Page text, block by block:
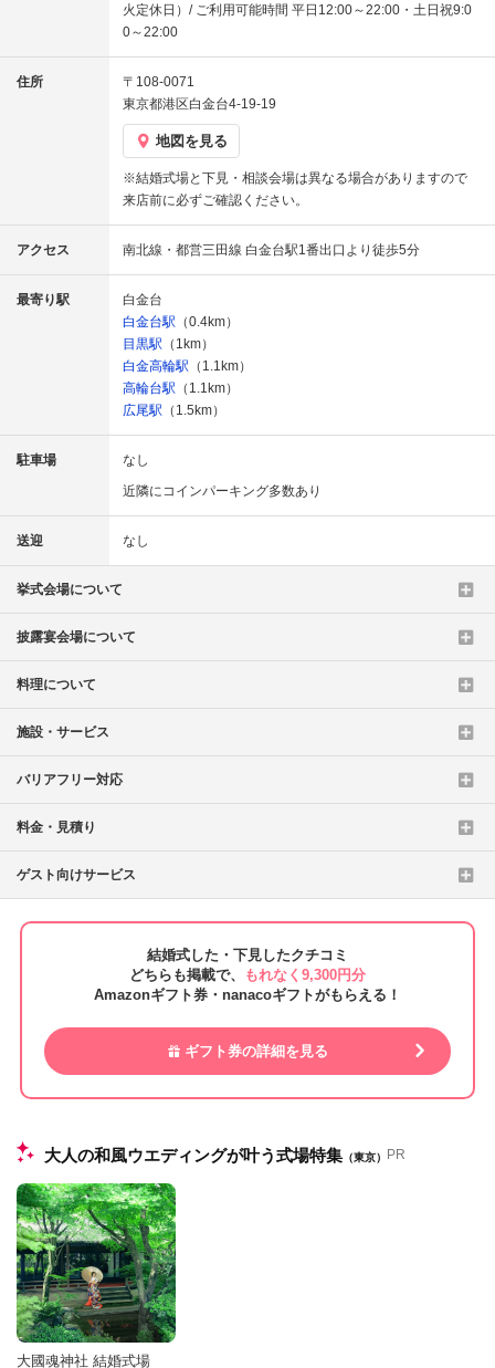
火定休日）/ ご利用可能時間 平日12:00～22:00・土日祝9:0
0～22:00
住所
〒108-0071
東京都港区白金台4-19-19
地図を見る
※結婚式場と下見・相談会場は異なる場合がありますので
来店前に必ずご確認ください。
アクセス 南北線・都営三田線 白金台駅1番出口より徒歩5分
最寄り駅
白金台
白金台駅 （0.4km）
目黒駅 （1km）
白金高輪駅 （1.1km）
高輪台駅 （1.1km）
広尾駅 （1.5km）
駐車場
なし
近隣にコインパーキング多数あり
送迎 なし
挙式会場について
披露宴会場について
料理について
施設・サービス
バリアフリー対応
料金・見積り
ゲスト向けサービス
結婚式した・下見したクチコミ
どちらも掲載で、
もれなく9,300円分
Amazonギフト券・nanacoギフトがもらえる！
ギフト券の詳細を見る
大人の和風ウエディングが叶う式場特集 （東京） PR
大國魂神社 結婚式場